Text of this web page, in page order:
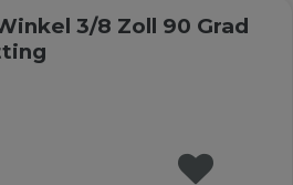
3/8 Zoll 90 Grad